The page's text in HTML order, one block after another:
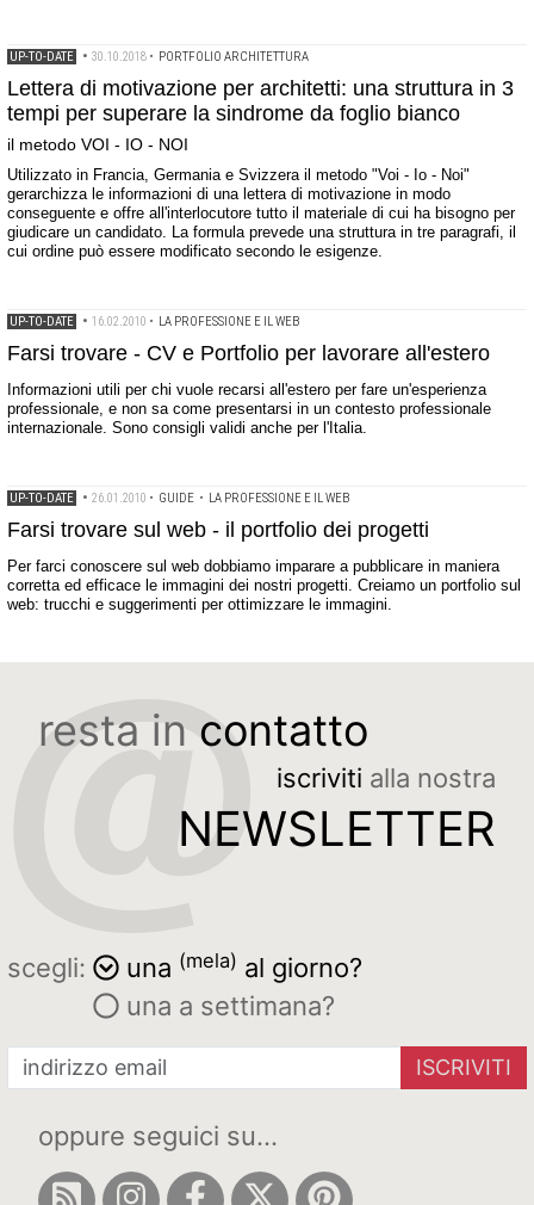
UP-TO-DATE • 30.10.2018 • PORTFOLIO ARCHITETTURA
Lettera di motivazione per architetti: una struttura in 3
tempi per superare la sindrome da foglio bianco
il metodo VOI - IO - NOI
Utilizzato in Francia, Germania e Svizzera il metodo "Voi - Io - Noi"
gerarchizza le informazioni di una lettera di motivazione in modo
conseguente e offre all'interlocutore tutto il materiale di cui ha bisogno per
giudicare un candidato. La formula prevede una struttura in tre paragrafi, il
cui ordine può essere modificato secondo le esigenze.
UP-TO-DATE • 16.02.2010 • LA PROFESSIONE E IL WEB
Farsi trovare - CV e Portfolio per lavorare all'estero
Informazioni utili per chi vuole recarsi all'estero per fare un'esperienza
professionale, e non sa come presentarsi in un contesto professionale
internazionale. Sono consigli validi anche per l'Italia.
UP-TO-DATE • 26.01.2010 • GUIDE • LA PROFESSIONE E IL WEB
Farsi trovare sul web - il portfolio dei progetti
Per farci conoscere sul web dobbiamo imparare a pubblicare in maniera
corretta ed efficace le immagini dei nostri progetti. Creiamo un portfolio sul
web: trucchi e suggerimenti per ottimizzare le immagini.
resta in contatto
iscriviti alla nostra
NEWSLETTER
scegli: una (mela) al giorno?
una a settimana?
ISCRIVITI
oppure seguici su...